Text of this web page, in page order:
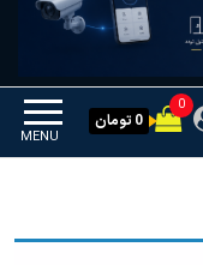
MENU
0
0 تومان